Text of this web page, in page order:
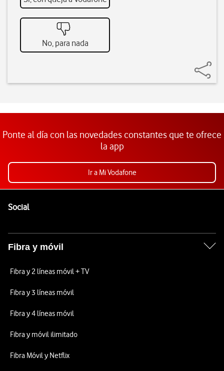
No, para nada
Ponte al día con las novedades constantes que te ofrece
la app
Ir a Mi Vodafone
SocialEnlaces a las redes sociales de Vodafone
Fibra y móvil
Fibra y 2 líneas móvil + TV
Fibra y 3 líneas móvil
Fibra y 4 líneas móvil
Fibra y móvil ilimitado
Fibra Móvil y Netflix